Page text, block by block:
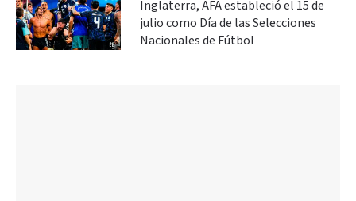
Inglaterra, AFA estableció el 15 de
julio como Día de las Selecciones
Nacionales de Fútbol